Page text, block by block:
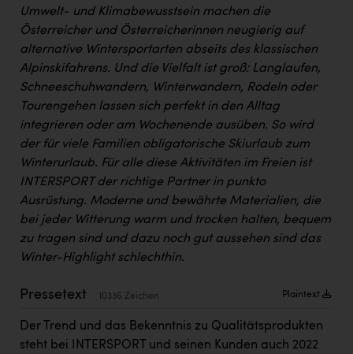
Immotech
INTERSPAR
INTERSPORT Austria
Jesolo
Jane Goodall Institute Austria
Kärcher
Karin Liedl
KEBA
KIWI Kinderwunsch Institut Dr. Loimer
Kremsmüller Anlagenbau GmbH
Umwelt- und Klimabewusstsein machen die
Österreicher und Österreicherinnen neugierig auf
alternative Wintersportarten abseits des klassischen
Alpinskifahrens. Und die Vielfalt ist groß: Langlaufen,
Schneeschuhwandern, Winterwandern, Rodeln oder
Tourengehen lassen sich perfekt in den Alltag
integrieren oder am Wochenende ausüben. So wird
der für viele Familien obligatorische Skiurlaub zum
Winterurlaub. Für alle diese Aktivitäten im Freien ist
INTERSPORT der richtige Partner in punkto
Ausrüstung. Moderne und bewährte Materialien, die
bei jeder Witterung warm und trocken halten, bequem
zu tragen sind und dazu noch gut aussehen sind das
Winter-Highlight schlechthin.
Pressetext 10336 Zeichen Plaintext
Der Trend und das Bekenntnis zu Qualitätsprodukten
steht bei INTERSPORT und seinen Kunden auch 2022